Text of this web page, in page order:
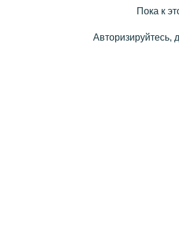
Пока к
Авторизируйтесь,